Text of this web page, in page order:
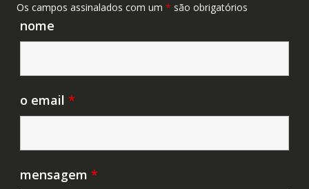
Os campos assinalados com um * são obrigatórios
nome
o email *
mensagem *